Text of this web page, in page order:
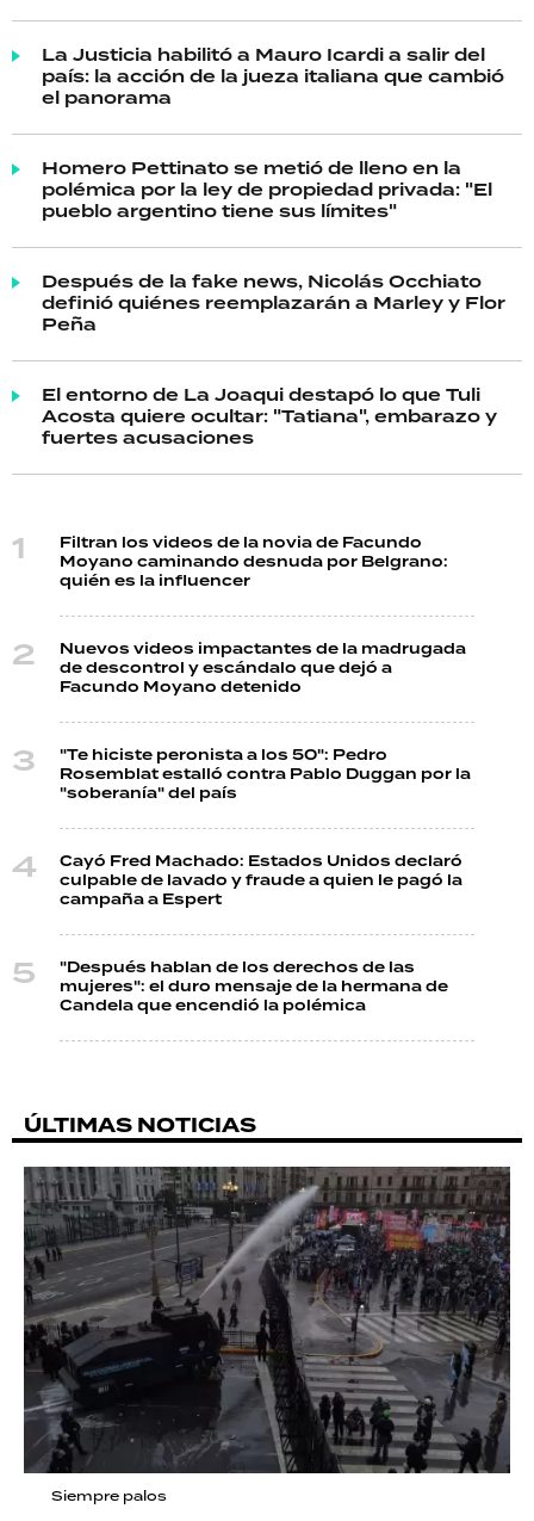
La Justicia habilitó a Mauro Icardi a salir del
país: la acción de la jueza italiana que cambió
el panorama
Homero Pettinato se metió de lleno en la
polémica por la ley de propiedad privada: "El
pueblo argentino tiene sus límites"
Después de la fake news, Nicolás Occhiato
definió quiénes reemplazarán a Marley y Flor
Peña
El entorno de La Joaqui destapó lo que Tuli
Acosta quiere ocultar: "Tatiana", embarazo y
fuertes acusaciones
Filtran los videos de la novia de Facundo
Moyano caminando desnuda por Belgrano:
quién es la influencer
Nuevos videos impactantes de la madrugada
de descontrol y escándalo que dejó a
Facundo Moyano detenido
"Te hiciste peronista a los 50": Pedro
Rosemblat estalló contra Pablo Duggan por la
"soberanía" del país
Cayó Fred Machado: Estados Unidos declaró
culpable de lavado y fraude a quien le pagó la
campaña a Espert
"Después hablan de los derechos de las
mujeres": el duro mensaje de la hermana de
Candela que encendió la polémica
ÚLTIMAS NOTICIAS
Siempre palos